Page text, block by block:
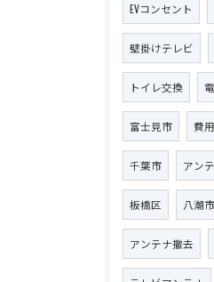
EVコンセント
壁掛けテレビ
トイレ交換
富士見市 費用
千葉市 アン
板橋区 八潮市
アンテナ撤去